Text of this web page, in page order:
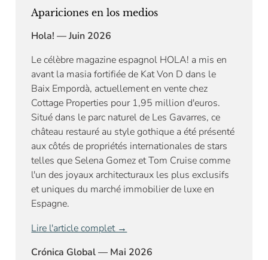
Apariciones en los medios
Hola! — Juin 2026
Le célèbre magazine espagnol HOLA! a mis en
avant la masia fortifiée de Kat Von D dans le
Baix Empordà, actuellement en vente chez
Cottage Properties pour 1,95 million d'euros.
Situé dans le parc naturel de Les Gavarres, ce
château restauré au style gothique a été présenté
aux côtés de propriétés internationales de stars
telles que Selena Gomez et Tom Cruise comme
l'un des joyaux architecturaux les plus exclusifs
et uniques du marché immobilier de luxe en
Espagne.
Lire l'article complet →
Crónica Global — Mai 2026